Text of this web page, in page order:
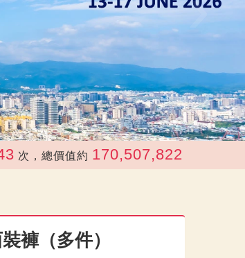
總價值約 170,507,822 元
褲（多件）